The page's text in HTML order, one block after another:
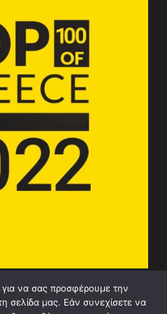
να σας προσφέρουμε την
σελίδα μας. Εάν συνεχίσετε να